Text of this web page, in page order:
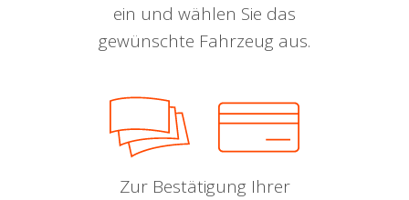
ein und wählen Sie das
gewünschte Fahrzeug aus.
Zur Bestätigung Ihrer